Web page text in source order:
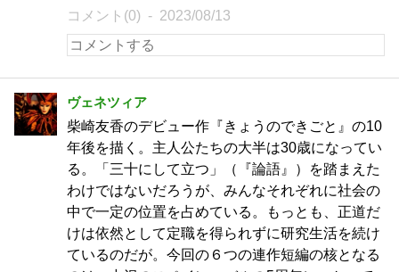
コメント(0) 2023/08/13
ヴェネツィア
柴崎友香のデビュー作『きょうのできごと』の10
年後を描く。主人公たちの大半は30歳になってい
る。「三十にして立つ」（『論語』）を踏まえた
わけではないだろうが、みんなそれぞれに社会の
中で一定の位置を占めている。もっとも、正道だ
けは依然として定職を得られずに研究生活を続け
ているのだが。今回の６つの連作短編の核となる